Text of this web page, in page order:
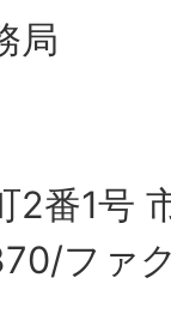
局
2番1号
ファ